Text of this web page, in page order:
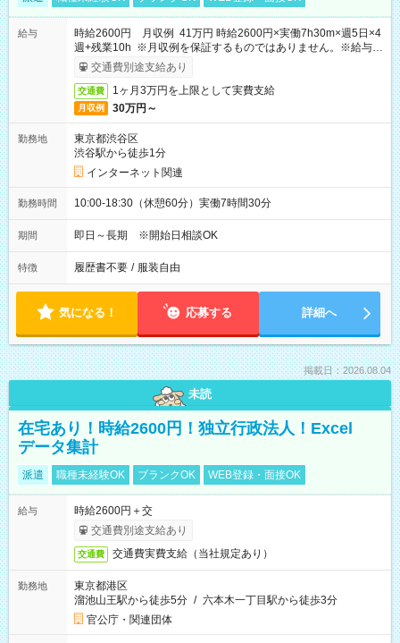
給与
時給2600円 月収例 41万円 時給2600円×実働7h30m×週5日×4
週+残業10h ※月収例を保証するものではありません。※給与即
受取りサービス利用可（利用条件有）
交通費別途支給あり
交通費 1ヶ月3万円を上限として実費支給
月収例 30万円～
勤務地
東京都渋谷区
渋谷駅から徒歩1分
インターネット関連
勤務時間 10:00-18:30（休憩60分）実働7時間30分
期間 即日～長期 ※開始日相談OK
特徴 履歴書不要 / 服装自由
気になる！ 応募する 詳細へ
掲載日：2026.08.04
未読
在宅あり！時給2600円！独立行政法人！Excel
データ集計
派遣 職種未経験OK ブランクOK WEB登録・面接OK
給与
時給2600円＋交
交通費別途支給あり
交通費 交通費実費支給（当社規定あり）
勤務地
東京都港区
溜池山王駅から徒歩5分 / 六本木一丁目駅から徒歩3分
官公庁・関連団体